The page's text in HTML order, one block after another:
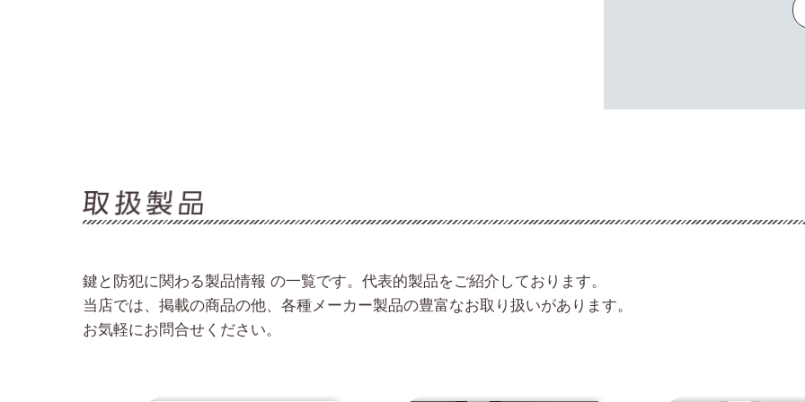
鍵と防犯に関わる製品情報 の一覧です。代表的製品をご紹介しております。
当店では、掲載の商品の他、各種メーカー製品の豊富なお取り扱いがあります。
お気軽にお問合せください。